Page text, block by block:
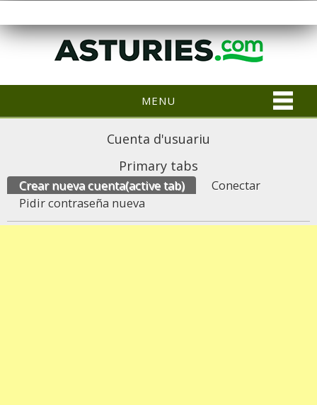
MENU
Cuenta d'usuariu
Primary tabs
Crear nueva cuenta(active tab)
Conectar
Pidir contraseña nueva